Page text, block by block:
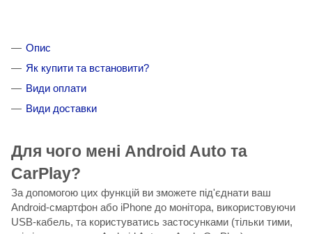
Опис
Як купити та встановити?
Види оплати
Види доставки
Для чого мені Android Auto та
CarPlay?
За допомогою цих функцій ви зможете під'єднати ваш
Android-смартфон або iPhone до монітора, використовуючи
USB-кабель, та користуватись застосунками (тільки тими,